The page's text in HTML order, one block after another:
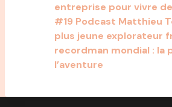
entreprise pour vivre
#19 Podcast Matthieu
plus jeune explorateur
recordman mondial : la
l’aventure